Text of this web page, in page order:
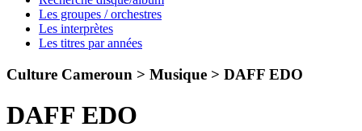
Les groupes / orchestres
Les interprètes
Les titres par années
Culture Cameroun > Musique > DAFF EDO
DAFF EDO